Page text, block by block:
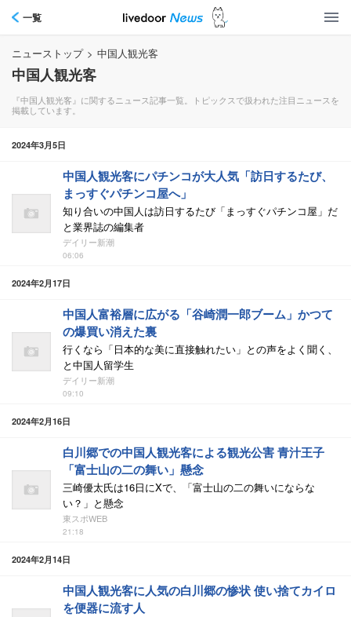
一覧
ニューストップ > 中国人観光客
中国人観光客
『中国人観光客』に関するニュース記事一覧。トピックスで扱われた注目ニュースを
掲載しています。
2024年3月5日
中国人観光客にパチンコが大人気「訪日するたび、
まっすぐパチンコ屋へ」
知り合いの中国人は訪日するたび「まっすぐパチンコ屋」だ
と業界誌の編集者
デイリー新潮
06:06
2024年2月17日
中国人富裕層に広がる「谷崎潤一郎ブーム」かつて
の爆買い消えた裏
行くなら「日本的な美に直接触れたい」との声をよく聞く、
と中国人留学生
デイリー新潮
09:10
2024年2月16日
白川郷での中国人観光客による観光公害 青汁王子
「富士山の二の舞い」懸念
三崎優太氏は16日にXで、「富士山の二の舞いにならな
い？」と懸念
東スポWEB
21:18
2024年2月14日
中国人観光客に人気の白川郷の惨状 使い捨てカイロ
を便器に流す人